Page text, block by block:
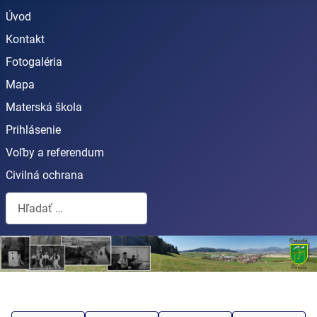
Úvod
Kontakt
Fotogaléria
Mapa
Materská škola
Prihlásenie
Voľby a referendum
Civilná ochrana
Hľadať...